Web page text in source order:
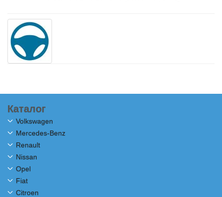
Каталог
Volkswagen
Mercedes-Benz
Renault
Nissan
Opel
Fiat
Citroen